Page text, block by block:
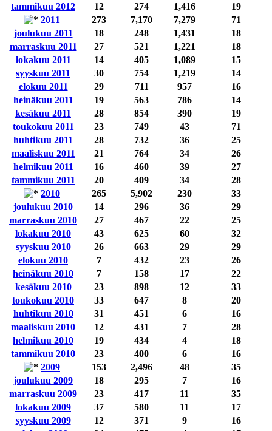
tammikuu 2012
12 274 1,416
19
2011
273 7,170 7,279
71
joulukuu 2011
18 248 1,431
18
marraskuu 2011
27 521 1,221
18
lokakuu 2011
14 405 1,089
15
syyskuu 2011
30 754 1,219
14
elokuu 2011
29 711 957
16
heinäkuu 2011
19 563 786
14
kesäkuu 2011
28 854 390
19
toukokuu 2011
23 749 43
71
huhtikuu 2011
28 732 36
25
maaliskuu 2011
21 764 34
26
helmikuu 2011
16 460 39
27
tammikuu 2011
20 409 34
28
2010
265 5,902 230
33
joulukuu 2010
14 296 36
29
marraskuu 2010
27 467 22
25
lokakuu 2010
43 625 60
32
syyskuu 2010
26 663 29
29
elokuu 2010
7 432 23
26
heinäkuu 2010
7 158 17
22
kesäkuu 2010
23 898 12
33
toukokuu 2010
33 647 8
20
huhtikuu 2010
31 451 6
16
maaliskuu 2010
12 431 7
28
helmikuu 2010
19 434 4
18
tammikuu 2010
23 400 6
16
2009
153 2,496 48
35
joulukuu 2009
18 295 7
16
marraskuu 2009
23 417 11
35
lokakuu 2009
37 580 11
17
syyskuu 2009
12 371 9
16